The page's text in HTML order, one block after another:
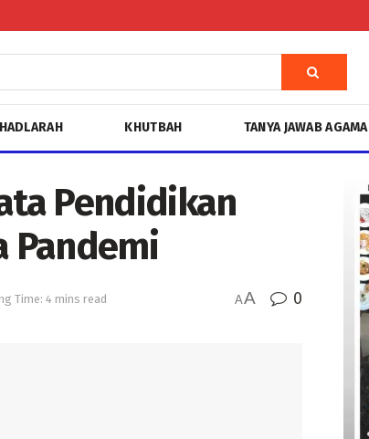
HADLARAH KHUTBAH TANYA JAWAB AGAMA
Pendidikan
Pandemi
Time: 4 mins read AA 0